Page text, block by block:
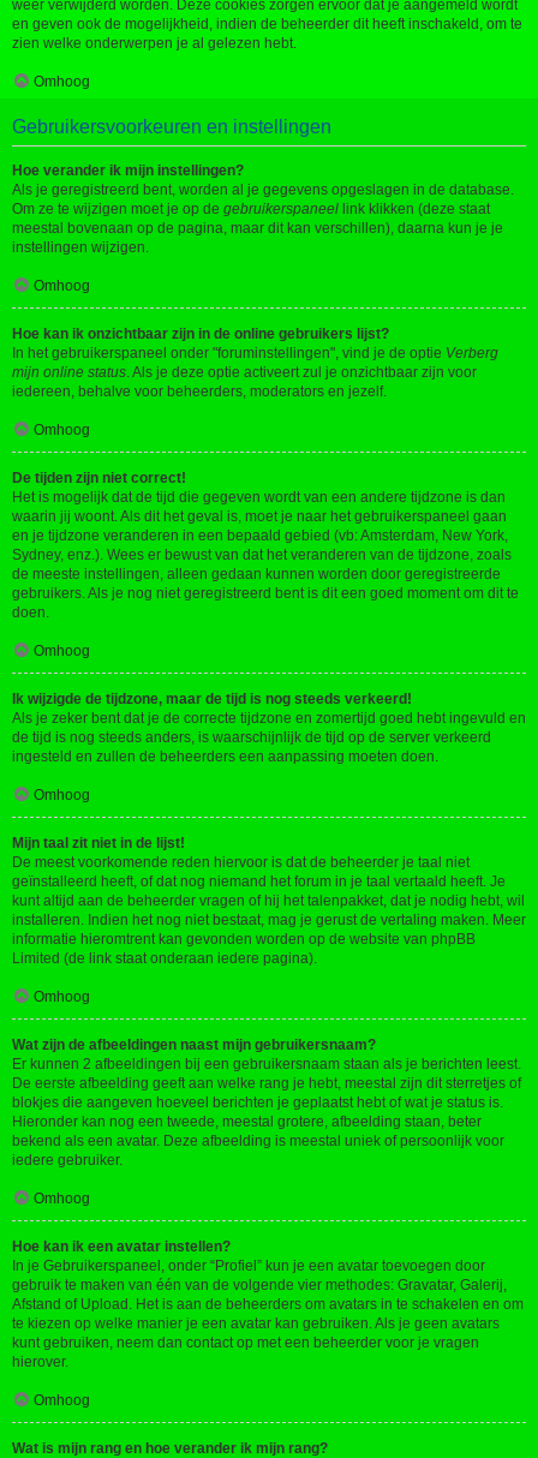
weer verwijderd worden. Deze cookies zorgen ervoor dat je aangemeld wordt
en geven ook de mogelijkheid, indien de beheerder dit heeft inschakeld, om te
zien welke onderwerpen je al gelezen hebt.
Omhoog
Gebruikersvoorkeuren en instellingen
Hoe verander ik mijn instellingen?
Als je geregistreerd bent, worden al je gegevens opgeslagen in de database.
Om ze te wijzigen moet je op de gebruikerspaneel link klikken (deze staat
meestal bovenaan op de pagina, maar dit kan verschillen), daarna kun je je
instellingen wijzigen.
Omhoog
Hoe kan ik onzichtbaar zijn in de online gebruikers lijst?
In het gebruikerspaneel onder "foruminstellingen", vind je de optie Verberg
mijn online status. Als je deze optie activeert zul je onzichtbaar zijn voor
iedereen, behalve voor beheerders, moderators en jezelf.
Omhoog
De tijden zijn niet correct!
Het is mogelijk dat de tijd die gegeven wordt van een andere tijdzone is dan
waarin jij woont. Als dit het geval is, moet je naar het gebruikerspaneel gaan
en je tijdzone veranderen in een bepaald gebied (vb: Amsterdam, New York,
Sydney, enz.). Wees er bewust van dat het veranderen van de tijdzone, zoals
de meeste instellingen, alleen gedaan kunnen worden door geregistreerde
gebruikers. Als je nog niet geregistreerd bent is dit een goed moment om dit te
doen.
Omhoog
Ik wijzigde de tijdzone, maar de tijd is nog steeds verkeerd!
Als je zeker bent dat je de correcte tijdzone en zomertijd goed hebt ingevuld en
de tijd is nog steeds anders, is waarschijnlijk de tijd op de server verkeerd
ingesteld en zullen de beheerders een aanpassing moeten doen.
Omhoog
Mijn taal zit niet in de lijst!
De meest voorkomende reden hiervoor is dat de beheerder je taal niet
geïnstalleerd heeft, of dat nog niemand het forum in je taal vertaald heeft. Je
kunt altijd aan de beheerder vragen of hij het talenpakket, dat je nodig hebt, wil
installeren. Indien het nog niet bestaat, mag je gerust de vertaling maken. Meer
informatie hieromtrent kan gevonden worden op de website van phpBB
Limited (de link staat onderaan iedere pagina).
Omhoog
Wat zijn de afbeeldingen naast mijn gebruikersnaam?
Er kunnen 2 afbeeldingen bij een gebruikersnaam staan als je berichten leest.
De eerste afbeelding geeft aan welke rang je hebt, meestal zijn dit sterretjes of
blokjes die aangeven hoeveel berichten je geplaatst hebt of wat je status is.
Hieronder kan nog een tweede, meestal grotere, afbeelding staan, beter
bekend als een avatar. Deze afbeelding is meestal uniek of persoonlijk voor
iedere gebruiker.
Omhoog
Hoe kan ik een avatar instellen?
In je Gebruikerspaneel, onder “Profiel” kun je een avatar toevoegen door
gebruik te maken van één van de volgende vier methodes: Gravatar, Galerij,
Afstand of Upload. Het is aan de beheerders om avatars in te schakelen en om
te kiezen op welke manier je een avatar kan gebruiken. Als je geen avatars
kunt gebruiken, neem dan contact op met een beheerder voor je vragen
hierover.
Omhoog
Wat is mijn rang en hoe verander ik mijn rang?